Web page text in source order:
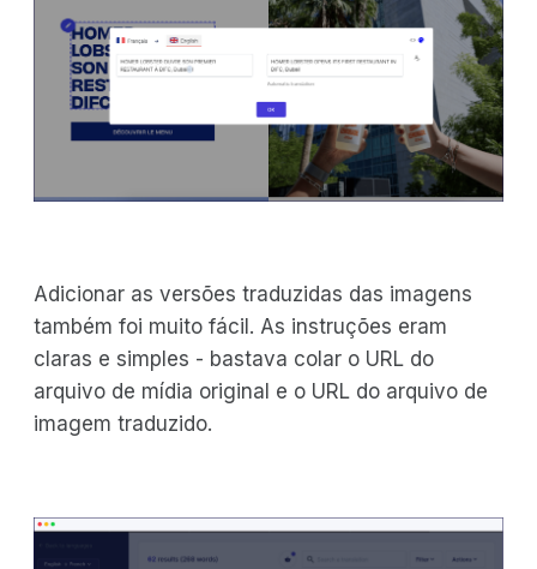
Adicionar as versões traduzidas das imagens
também foi muito fácil. As instruções eram
claras e simples - bastava colar o URL do
arquivo de mídia original e o URL do arquivo de
imagem traduzido.